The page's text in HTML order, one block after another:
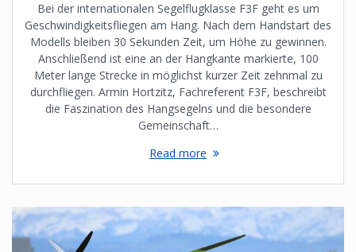
Bei der internationalen Segelflugklasse F3F geht es um
Geschwindigkeitsfliegen am Hang. Nach dem Handstart des
Modells bleiben 30 Sekunden Zeit, um Höhe zu gewinnen.
Anschließend ist eine an der Hangkante markierte, 100
Meter lange Strecke in möglichst kurzer Zeit zehnmal zu
durchfliegen. Armin Hortzitz, Fachreferent F3F, beschreibt
die Faszination des Hangsegelns und die besondere
Gemeinschaft…
Read more